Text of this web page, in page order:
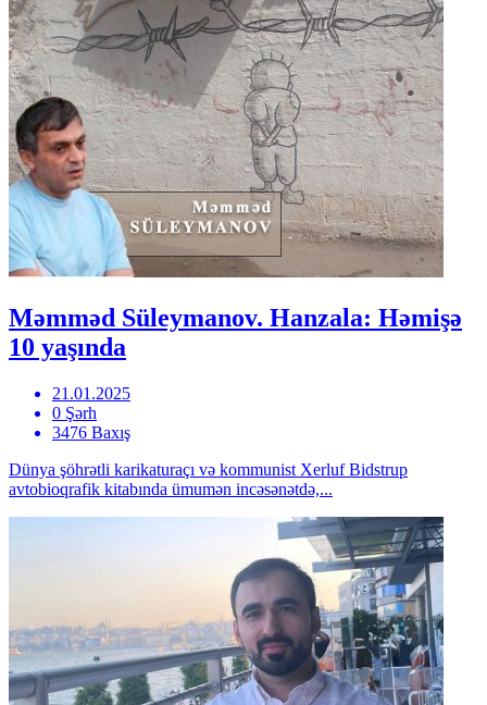
Məmməd Süleymanov. Hanzala: Həmişə
10 yaşında
21.01.2025
0 Şərh
3476 Baxış
Dünya şöhrətli karikaturaçı və kommunist Xerluf Bidstrup
avtobioqrafik kitabında ümumən incəsənətdə,...